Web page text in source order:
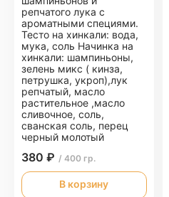
репчатого лука с
ароматными специями.
Тесто на хинкали: вода,
мука, соль Начинка на
хинкали: шампиньоны,
зелень микс ( кинза,
петрушка, укроп),лук
репчатый, масло
растительное ,масло
сливочное, соль,
сванская соль, перец
черный молотый
380 ₽ / 400 гр.
В корзину